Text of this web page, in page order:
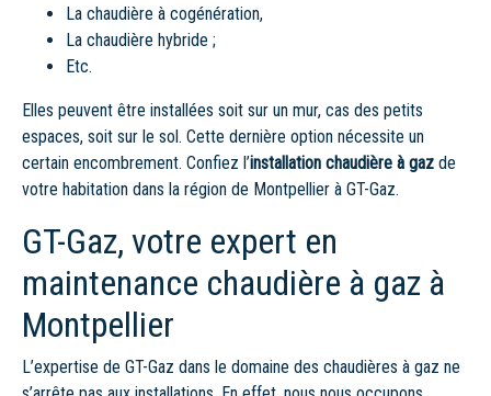
La chaudière à cogénération,
La chaudière hybride ;
Etc.
Elles peuvent être installées soit sur un mur, cas des petits
espaces, soit sur le sol. Cette dernière option nécessite un
certain encombrement. Confiez l’installation chaudière à gaz de
votre habitation dans la région de Montpellier à GT-Gaz.
GT-Gaz, votre expert en
maintenance chaudière à gaz à
Montpellier
L’expertise de GT-Gaz dans le domaine des chaudières à gaz ne